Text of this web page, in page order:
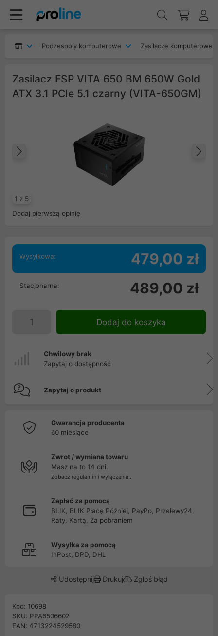
Podzespoły komputerowe Zasilacze komputerowe
Zasilacz FSP VITA 650 BM 650W Gold
ATX 3.1 PCIe 5.1 czarny (VITA-650GM)
1 z 5
Poprzedni
Dodaj pierwszą opinię
Wysyłkowa: 479,00 zł
Stacjonarna: 489,00 zł
Dodaj do koszyka
Chwilowy brak
Zapytaj o dostępność
Zapytaj o produkt
Gwarancja producenta
60 miesiące
Zwrot / wymiana towaru
Masz na to 14 dni.
Zobacz regulamin i wyłączenia...
Zapłać za pomocą
BLIK, BLIK Płacę Później, PayPo, Przelewy24,
Raty, Kartą, Za pobraniem
Wysyłka za pomocą
InPost, DPD, DHL
Udostępnij Drukuj Zgłoś błąd
Kod: 10698
SKU: PPA6506602
EAN: 4713224529580